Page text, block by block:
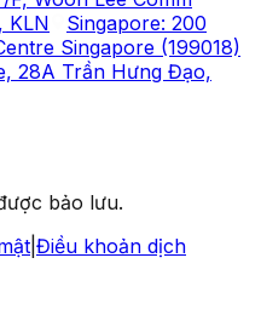
KLN
Singapore: 200
Singapore (199018)
28A Trần Hưng Đạo,
bảo lưu.
Điều khoản dịch